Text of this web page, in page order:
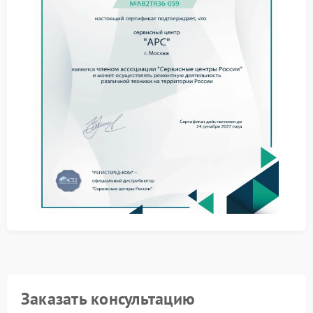
При подобных признаках ремонт APC позволяет
предотвратить дальнейшее повреждение
креплений и электронных деталей.
Что стоит сделать до обращения
Сначала желательно отключить устройство от сети и
не использовать его под нагрузкой. Также стоит
повреждений и следов падения.
Отключить ИБП от оборудования.
Проверить фиксацию корпуса.
Не перемещать устройство во время работы.
Заказать консультацию